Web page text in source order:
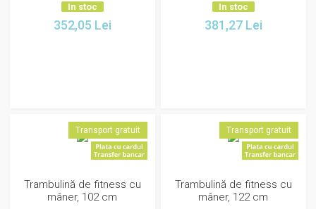
In stoc
352,05 Lei
In stoc
381,27 Lei
Transport gratuit
Trambulină de fitness cu
mâner, 102 cm
Transport gratuit
Trambulină de fitness cu
mâner, 122 cm